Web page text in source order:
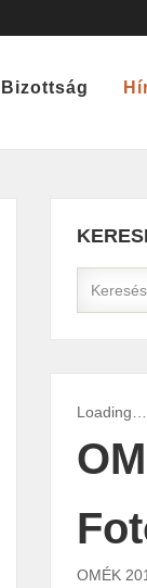
Bizottság
Loading…
OMÉK